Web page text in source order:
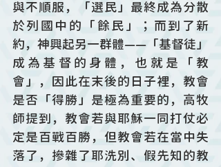
與不順服，「選民」最終成為分散
於列國中的「餘民」；而到了新
約，神興起另一群體——「基督徒」
成為基督的身體，也就是「教
會」，因此在末後的日子裡，教會
是否「得勝」是極為重要的，高牧
師提到，教會若與耶穌一同打仗必
定是百戰百勝，但教會若在當中失
落了，摻雜了耶洗別、假先知的教